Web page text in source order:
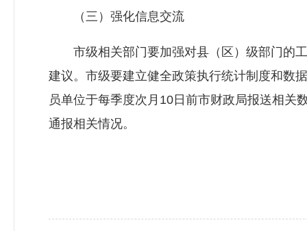
（三）强化信息交流
市级相关部门要加强对县（区）级部门的工
建议。市级要建立健全政策执行统计制度和数
员单位于每季度次月10日前市财政局报送相关
通报相关情况。